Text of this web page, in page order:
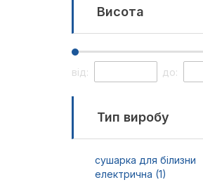
Висота
від: до:
Тип виробу
сушарка для білизни
електрична (1)